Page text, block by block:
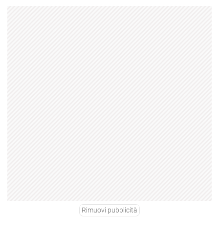
Rimuovi pubblicità